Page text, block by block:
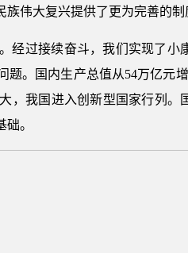
伟大复兴提供了更为完善的制
经过接续奋斗，我们实现了小
。国内生产总值从54万亿元
，我国进入创新型国家行列。
。